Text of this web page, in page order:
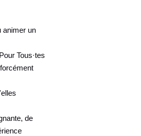
animer un
Tous·tes
de